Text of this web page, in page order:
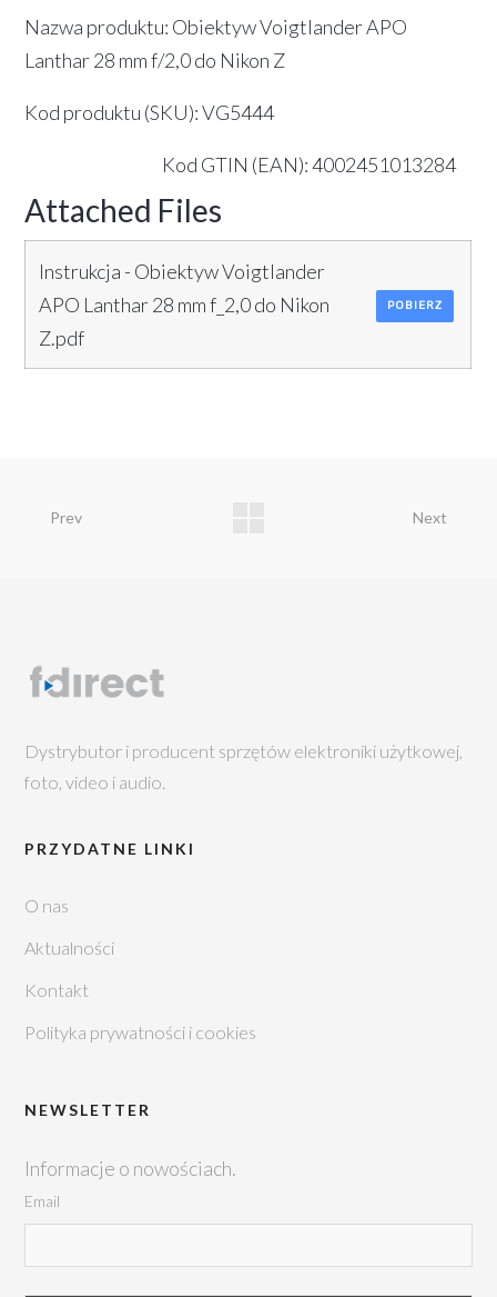
Nazwa produktu: Obiektyw Voigtlander APO
Lanthar 28 mm f/2,0 do Nikon Z
Kod produktu (SKU): VG5444
Kod GTIN (EAN): 4002451013284
Attached Files
Instrukcja - Obiektyw Voigtlander
APO Lanthar 28 mm f_2,0 do Nikon
Z.pdf
POBIERZ
Prev Next
Dystrybutor i producent sprzętów elektroniki użytkowej,
foto, video i audio.
PRZYDATNE LINKI
O nas
Aktualności
Kontakt
Polityka prywatności i cookies
NEWSLETTER
Informacje o nowościach.
Email